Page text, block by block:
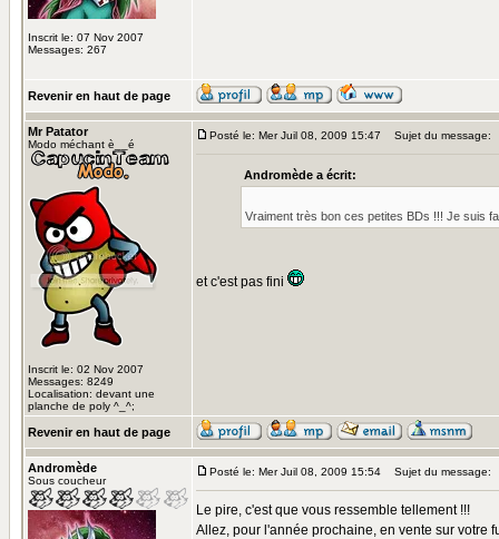
Inscrit le: 07 Nov 2007
Messages: 267
Revenir en haut de page
Mr Patator
Modo méchant è__é
Inscrit le: 02 Nov 2007
Messages: 8249
Localisation: devant une
planche de poly ^_^;
Posté le: Mer Juil 08, 2009 15:47 Sujet du message:
Andromède a écrit:
Vraiment très bon ces petites BDs !!! Je suis
et c'est pas fini
Revenir en haut de page
Andromède
Sous coucheur
Posté le: Mer Juil 08, 2009 15:54 Sujet du message:
Le pire, c'est que vous ressemble tellement !!!
Allez, pour l'année prochaine, en vente sur votre